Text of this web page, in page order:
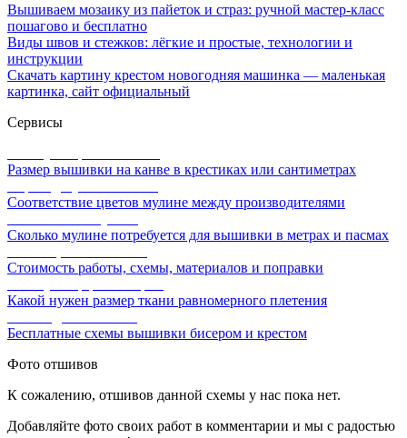
Вышиваем мозаику из пайеток и страз: ручной мастер-класс
пошагово и бесплатно
Виды швов и стежков: лёгкие и простые, технологии и
инструкции
Скачать картину крестом новогодняя машинка — маленькая
картинка, сайт официальный
Сервисы
Размер вышивки на канве в крестиках или сантиметрах
Соответствие цветов мулине между производителями
Сколько мулине потребуется для вышивки в метрах и пасмах
Стоимость работы, схемы, материалов и поправки
Какой нужен размер ткани равномерного плетения
Бесплатные схемы вышивки бисером и крестом
Фото отшивов
К сожалению, отшивов данной схемы у нас пока нет.
Добавляйте фото своих работ в комментарии и мы с радостью